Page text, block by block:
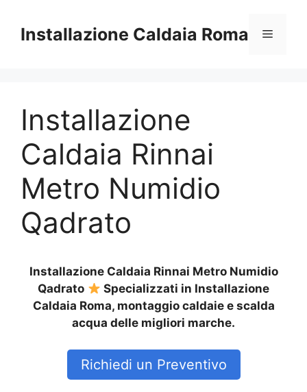
contenuto
Installazione Caldaia Roma Menu
Installazione
Caldaia Rinnai
Metro Numidio
Qadrato
Installazione Caldaia Rinnai Metro Numidio
Qadrato
Specializzati in Installazione
Caldaia Roma, montaggio caldaie e scalda
acqua delle migliori marche.
Richiedi un Preventivo